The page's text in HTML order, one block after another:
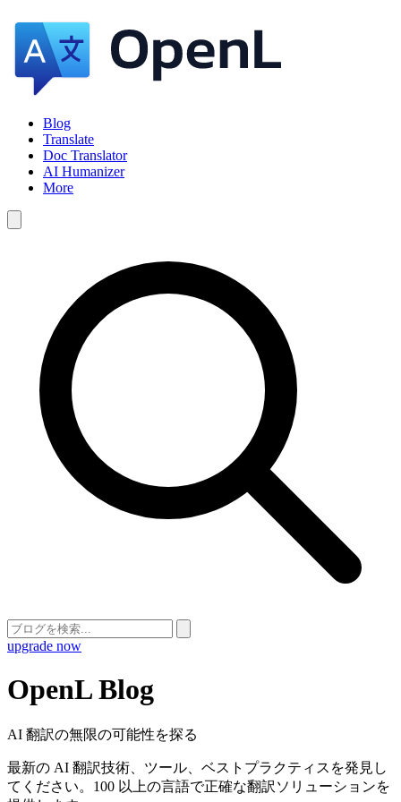
Blog
Translate
Doc Translator
AI Humanizer
More
upgrade now
OpenL Blog
AI 翻訳の無限の可能性を探る
最新の AI 翻訳技術、ツール、ベストプラクティスを発見し
てください。100 以上の言語で正確な翻訳ソリューションを